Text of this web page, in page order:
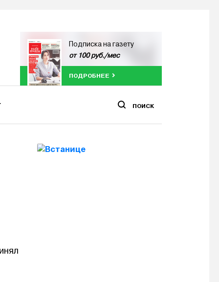
Подписка на газету
от 100 руб./мес
ПОДРОБНЕЕ
ПОИСК